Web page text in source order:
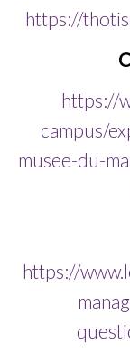
https://
https://
campus/
musee-du-
https://